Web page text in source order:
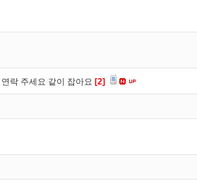
락 주세요 같이 잡아요 [2]